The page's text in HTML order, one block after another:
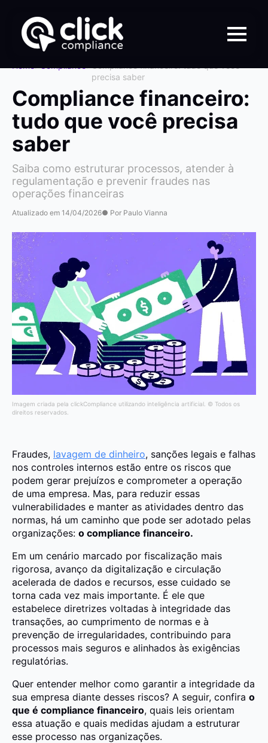
precisa saber
Compliance financeiro:
tudo que você precisa
saber
Saiba como estruturar processos, atender à
regulamentação e prevenir fraudes nas
operações financeiras
Atualizado em 14/04/2026● Por Paulo Vianna
Imagem criada pela clickCompliance utilizando inteligência artificial. © Todos os
direitos reservados.
Fraudes, lavagem de dinheiro, sanções legais e falhas
nos controles internos estão entre os riscos que
podem gerar prejuízos e comprometer a operação
de uma empresa. Mas, para reduzir essas
vulnerabilidades e manter as atividades dentro das
normas, há um caminho que pode ser adotado pelas
organizações: o compliance financeiro.
Em um cenário marcado por fiscalização mais
rigorosa, avanço da digitalização e circulação
acelerada de dados e recursos, esse cuidado se
torna cada vez mais importante. É ele que
estabelece diretrizes voltadas à integridade das
transações, ao cumprimento de normas e à
prevenção de irregularidades, contribuindo para
processos mais seguros e alinhados às exigências
regulatórias.
Quer entender melhor como garantir a integridade da
sua empresa diante desses riscos? A seguir, confira o
que é compliance financeiro, quais leis orientam
essa atuação e quais medidas ajudam a estruturar
esse processo nas organizações.